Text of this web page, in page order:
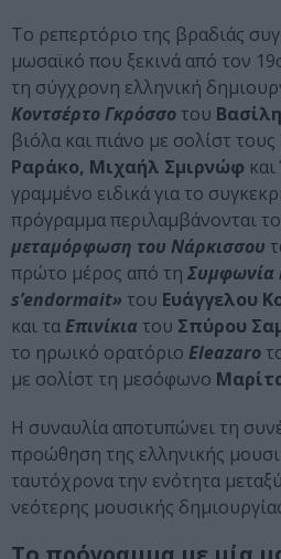
Το ρεπερτόριο της βραδιάς
μωσαϊκό που ξεκινά από τον
τη σύγχρονη ελληνική
Κοντσέρτο Γκρόσσο του
βιόλα και πιάνο με σολίστ τους
Ραράκο, Μιχαήλ Σμιρνώφ και
γραμμένο ειδικά για το
πρόγραμμα περιλαμβάνονται
μεταμόρφωση του Νάρκισσου
πρώτο μέρος από τη Συμφωνία
s’endormait» του Ευάγγελου
και ταΕπινίκια του Σπύρου
το ηρωικό ορατόριο Eleazaro
με σολίστ τη μεσόφωνο
Η συναυλία αποτυπώνει τη
προώθηση της ελληνικής
ταυτόχρονα την ενότητα
νεότερης μουσικής